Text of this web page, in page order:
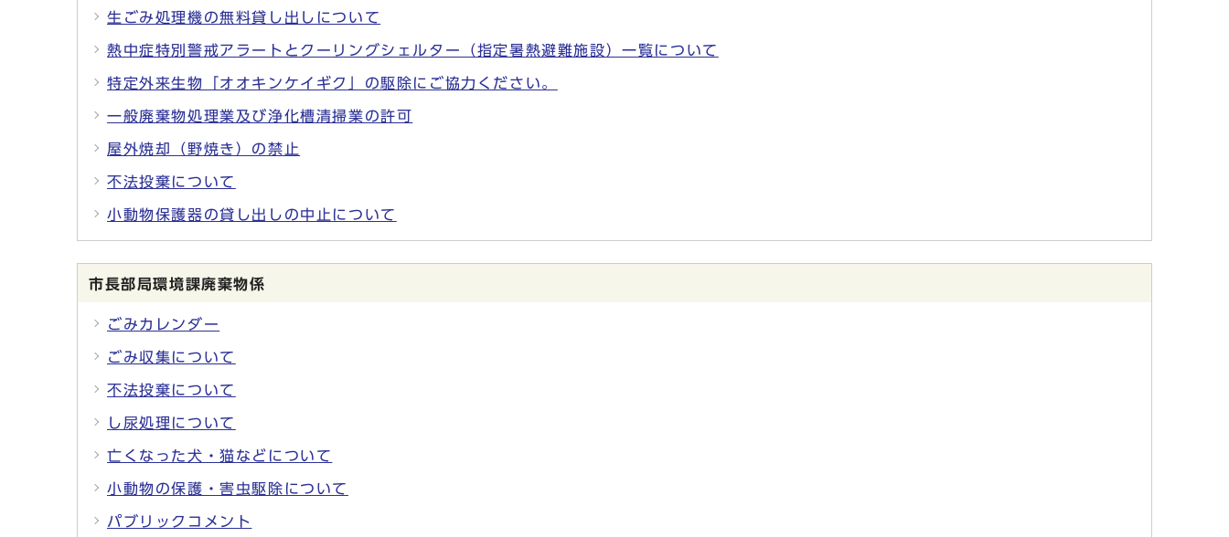
生ごみ処理機の無料貸し出しについて
熱中症特別警戒アラートとクーリングシェルター（指定暑熱避難施設）一覧について
特定外来生物「オオキンケイギク」の駆除にご協力ください。
一般廃棄物処理業及び浄化槽清掃業の許可
屋外焼却（野焼き）の禁止
不法投棄について
小動物保護器の貸し出しの中止について
市長部局環境課廃棄物係
ごみカレンダー
ごみ収集について
不法投棄について
し尿処理について
亡くなった犬・猫などについて
小動物の保護・害虫駆除について
パブリックコメント